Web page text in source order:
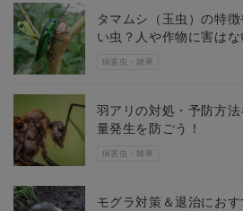
病害虫・雑草
タマムシ（玉虫）の特
い虫？人や作物に害はな
病害虫・雑草
羽アリの対処・予防方
量発生を防ごう！
モグラ対策＆退治にお